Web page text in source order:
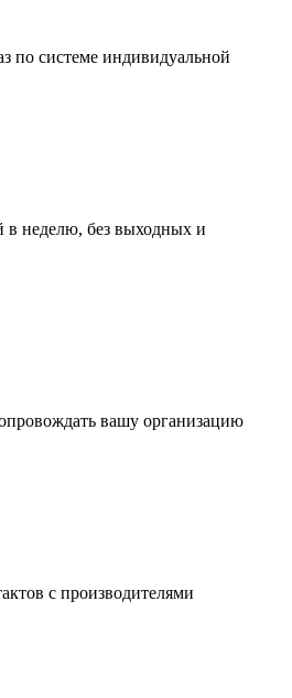
по системе индивидуальной
в неделю, без выходных и
вашу организацию
с производителями